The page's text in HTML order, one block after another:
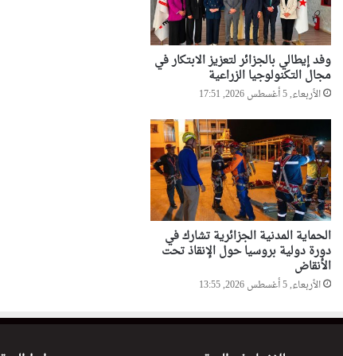
السيّد عطاف يجري لقاء على
إنفراد مع نظيره البيلاروسي
السيّد عطاف يضع إكليلا من
مينسك
أحداث سبتة تدفع البرلمان
الإسباني لمطالبة “الفيفا” بإلغاء
المشاركة المغربية في استضافة
مونديال2030
وفد إيطالي بالجزائر لتعزيز الابتكار في
مجال التكنولوجيا الزراعية
الأربعاء, 5 أغسطس 2026, 17:51
الحماية المدنية الجزائرية تشارك في
دورة دولية بروسيا حول الإنقاذ تحت
الأنقاض
الأربعاء, 5 أغسطس 2026, 13:55